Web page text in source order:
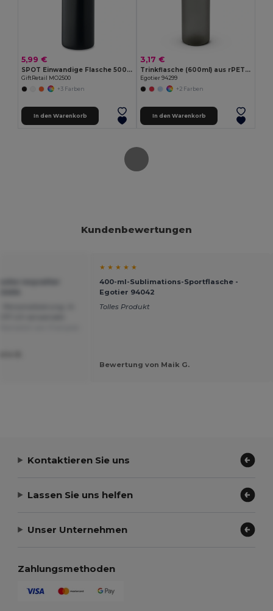
5,99 €
SPOT Einwandige Flasche 500 ml
GiftRetail MO2500
+3 Farben
In den Warenkorb
3,17 €
Trinkflasche (600ml) aus rPET mit matter Oberfläche
Egotier 94299
+2 Farben
In den Warenkorb
Kundenbewertungen
★ ★ ★ ★ ★
400-ml-Sublimations-Sportflasche -
Egotier 94042
Tolles Produkt
Bewertung von Maik G.
Kontaktieren Sie uns
Lassen Sie uns helfen
Unser Unternehmen
Zahlungsmethoden